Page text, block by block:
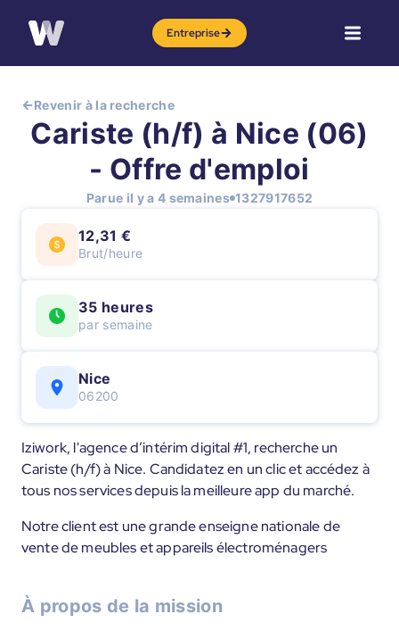
Entreprise
Revenir à la recherche
Cariste (h/f) à Nice (06)
- Offre d'emploi
Parue il y a 4 semaines 1327917652
12,31 €
Brut/heure
35 heures
par semaine
Nice
06200
Iziwork, l'agence d’intérim digital #1, recherche un
Cariste (h/f) à Nice. Candidatez en un clic et accédez à
tous nos services depuis la meilleure app du marché.
Notre client est une grande enseigne nationale de
vente de meubles et appareils électroménagers
À propos de la mission